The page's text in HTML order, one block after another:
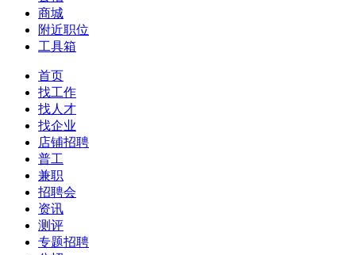
商城
附近职位
工具箱
首页
找工作
找人才
找企业
店铺招聘
普工
兼职
招聘会
资讯
测评
专题招聘